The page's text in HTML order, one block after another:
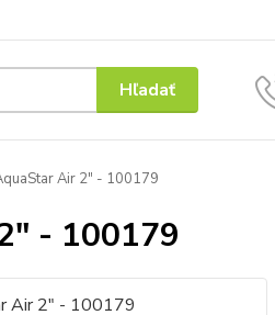
Hľadať
Air 2" - 100179
- 100179